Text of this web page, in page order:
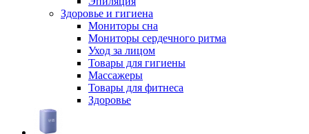
Здоровье и гигиена
Мониторы сна
Мониторы сердечного ритма
Уход за лицом
Товары для гигиены
Массажеры
Товары для фитнеса
Здоровье